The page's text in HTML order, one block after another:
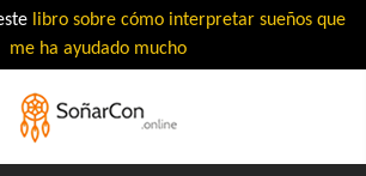
libro sobre cómo interpretar sueños que
me ha ayudado mucho